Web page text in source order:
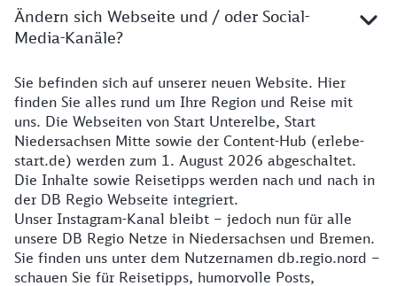
Ändern sich Webseite und / oder Social-
Media-Kanäle?
Details zur Website
Sie befinden sich auf unserer neuen Website. Hier
finden Sie alles rund um Ihre Region und Reise mit
uns. Die Webseiten von Start Unterelbe, Start
Niedersachsen Mitte sowie der Content-Hub (erlebe-
start.de) werden zum 1. August 2026 abgeschaltet.
Die Inhalte sowie Reisetipps werden nach und nach in
der DB Regio Webseite integriert.
Unser Instagram-Kanal bleibt – jedoch nun für alle
unsere DB Regio Netze in Niedersachsen und Bremen.
Sie finden uns unter dem Nutzernamen db.regio.nord –
schauen Sie für Reisetipps, humorvolle Posts,